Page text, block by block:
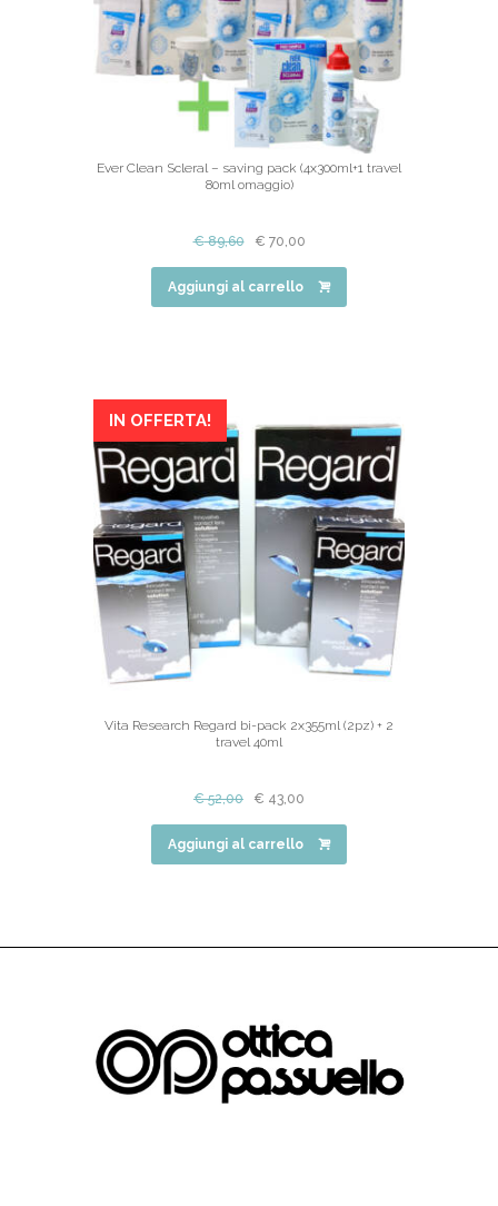
Ever Clean Scleral – saving pack (4x300ml+1 travel
80ml omaggio)
€89,60 € 70,00
Aggiungi al carrello
IN OFFERTA!
Vita Research Regard bi-pack 2x355ml (2pz) + 2
travel 40ml
€52,00 € 43,00
Aggiungi al carrello